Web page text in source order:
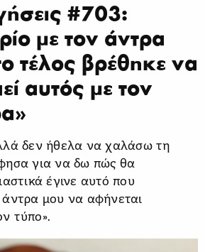
#703:
με τον άντρα
τέλος βρέθηκε να
αυτός με τον
δεν ήθελα να χαλάσω τη
για να δω πώς θα
έγινε αυτό που
μου να αφήνεται
τύπο».